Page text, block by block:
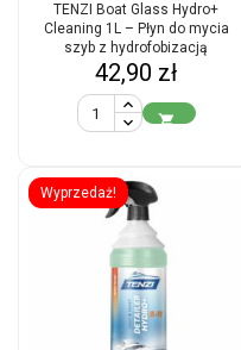
TENZI Boat Glass Hydro+
Cleaning 1L – Płyn do mycia
szyb z hydrofobizacją
Cena
42,90 zł

Wyprzedaż!